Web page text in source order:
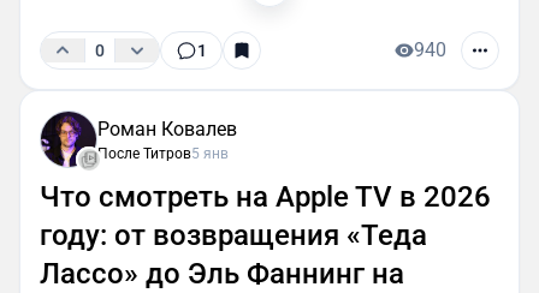
0 1 940
Роман Ковалев
После Титров5 янв
Что смотреть на Apple TV в 2026
году: от возвращения «Теда
Лассо» до Эль Фаннинг на